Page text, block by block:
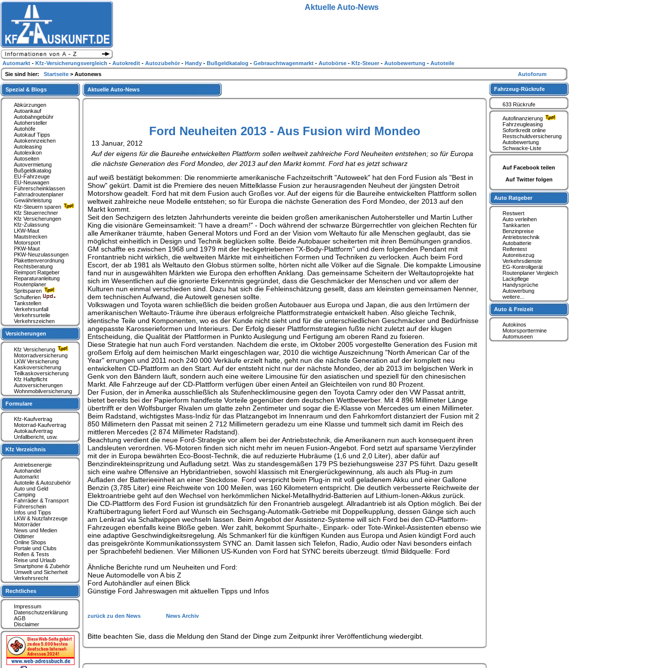
Aktuelle Auto-News
Ford Neuheiten 2013 - Aus Fusion wird Mondeo
13 Januar, 2012
Auf der eigens für die Baureihe entwickelten Plattform sollen weltweit zahlreiche Ford Neuheiten entstehen; so für Europa
die nächste Generation des Ford Mondeo, der 2013 auf den Markt kommt. Ford hat es jetzt schwarz
auf weiß bestätigt bekommen: Die renommierte amerikanische Fachzeitschrift "Autoweek" hat den Ford Fusion als "Best in
Show" gekürt. Damit ist die Premiere des neuen Mittelklasse Fusion zur herausragenden Neuheut der jüngsten Detroit
Motorshow geadelt. Ford hat mit dem Fusion auch Großes vor. Auf der eigens für die Baureihe entwickelten Plattform sollen
weltweit zahlreiche neue Modelle entstehen; so für Europa die nächste Generation des Ford Mondeo, der 2013 auf den
Markt kommt.
Seit den Sechzigern des letzten Jahrhunderts vereinte die beiden großen amerikanischen Autohersteller und Martin Luther
King die visionäre Gemeinsamkeit: "I have a dream!" - Doch während der schwarze Bürgerrechtler von gleichen Rechten für
alle Amerikaner träumte, haben General Motors und Ford an der Vision vom Weltauto für alle Menschen geglaubt, das sie
möglichst einheitlich in Design und Technik beglücken sollte. Beide Autobauer scheiterten mit ihren Bemühungen grandios.
GM schaffte es zwischen 1968 und 1979 mit der heckgetriebenen "X-Body-Plattform" und dem folgenden Pendant mit
Frontantrieb nicht wirklich, die weltweiten Märkte mit einheitlichen Formen und Techniken zu verlocken. Auch beim Ford
Escort, der ab 1981 als Weltauto den Globus stürmen sollte, hörten nicht alle Völker auf die Signale. Die kompakte Limousine
fand nur in ausgewählten Märkten wie Europa den erhofften Anklang. Das gemeinsame Scheitern der Weltautoprojekte hat
sich im Wesentlichen auf die ignorierte Erkenntnis gegründet, dass die Geschmäcker der Menschen und vor allem der
Kulturen nun einmal verschieden sind. Dazu hat sich die Fehleinschätzung gesellt, dass am kleinsten gemeinsamen Nenner,
dem technischen Aufwand, die Autowelt genesen sollte.
Volkswagen und Toyota waren schließlich die beiden großen Autobauer aus Europa und Japan, die aus den Irrtümern der
amerikanischen Weltauto-Träume ihre überaus erfolgreiche Plattformstrategie entwickelt haben. Also gleiche Technik,
identische Teile und Komponenten, wo es der Kunde nicht sieht und für die unterschiedlichen Geschmäcker und Bedürfnisse
angepasste Karosserieformen und Interieurs. Der Erfolg dieser Plattformstrategien fußte nicht zuletzt auf der klugen
Entscheidung, die Qualität der Plattformen in Punkto Auslegung und Fertigung am oberen Rand zu fixieren.
Diese Strategie hat nun auch Ford verstanden. Nachdem die erste, im Oktober 2005 vorgestellte Generation des Fusion mit
großem Erfolg auf dem heimischen Markt eingeschlagen war, 2010 die wichtige Auszeichnung "North American Car of the
Year" errungen und 2011 noch 240 000 Verkäufe erzielt hatte, geht nun die nächste Generation auf der komplett neu
entwickelten CD-Plattform an den Start. Auf der entsteht nicht nur der nächste Mondeo, der ab 2013 im belgischen Werk in
Genk von den Bändern läuft, sondern auch eine weitere Limousine für den asiatischen und speziell für den chinesischen
Markt. Alle Fahrzeuge auf der CD-Plattform verfügen über einen Anteil an Gleichteilen von rund 80 Prozent.
Der Fusion, der in Amerika ausschließlich als Stufenhecklimousine gegen den Toyota Camry oder den VW Passat antritt,
bietet bereits bei der Papierform handfeste Vorteile gegenüber dem deutschen Wettbewerber. Mit 4 896 Millimeter Länge
übertrifft er den Wolfsburger Rivalen um glatte zehn Zentimeter und sogar die E-Klasse von Mercedes um einen Millimeter.
Beim Radstand, wichtigstes Mass-Indiz für das Platzangebot im Innenraum und den Fahrkomfort distanziert der Fusion mit 2
850 Millimetern den Passat mit seinen 2 712 Millimetern geradezu um eine Klasse und tummelt sich damit im Reich des
mittleren Mercedes (2 874 Millimeter Radstand).
Beachtung verdient die neue Ford-Strategie vor allem bei der Antriebstechnik, die Amerikanern nun auch konsequent ihren
Landsleuten verordnen. V6-Motoren finden sich nicht mehr im neuen Fusion-Angebot. Ford setzt auf sparsame Vierzylinder
mit der in Europa bewährten Eco-Boost-Technik, die auf reduzierte Hubräume (1,6 und 2,0 Liter), aber dafür auf
Benzindirekteinspritzung und Aufladung setzt. Was zu standesgemäßen 179 PS beziehungsweise 237 PS führt. Dazu gesellt
sich eine wahre Offensive an Hybridantrieben, sowohl klassisch mit Energierückgewinnung, als auch als Plug-in zum
Aufladen der Batterieeinheit an einer Steckdose. Ford verspricht beim Plug-in mit voll geladenem Akku und einer Gallone
Benzin (3,785 Liter) eine Reichweite von 100 Meilen, was 160 Kilometern entspricht. Die deutlich verbesserte Reichweite der
Elektroantriebe geht auf den Wechsel von herkömmlichen Nickel-Metallhydrid-Batterien auf Lithium-Ionen-Akkus zurück.
Die CD-Plattform des Ford Fusion ist grundsätzlich für den Fronantrieb ausgelegt. Allradantrieb ist als Option möglich. Bei der
Kraftübertragung liefert Ford auf Wunsch ein Sechsgang-Automatik-Getriebe mit Doppelkupplung, dessen Gänge sich auch
am Lenkrad via Schaltwippen wechseln lassen. Beim Angebot der Assistenz-Systeme will sich Ford bei den CD-Plattform-
Fahrzeugen ebenfalls keine Blöße geben. Wer zahlt, bekommt Spurhalte-, Einpark- oder Tote-Winkel-Assistenten ebenso wie
eine adaptive Geschwindigkeitsregelung. Als Schmankerl für die künftigen Kunden aus Europa und Asien kündigt Ford auch
das preisgekrönte Kommunikationssystem SYNC an. Damit lassen sich Telefon, Radio, Audio oder Navi besonders einfach
per Sprachbefehl bedienen. Vier Millionen US-Kunden von Ford hat SYNC bereits überzeugt. tl/mid Bildquelle: Ford
Ähnliche Berichte rund um Neuheiten und Ford:
Neue Automodelle von A bis Z
Ford Autohändler auf einen Blick
Günstige Ford Jahreswagen mit aktuellen Tipps und Infos
zurück zu den News News Archiv
Bitte beachten Sie, dass die Meldung den Stand der Dinge zum Zeitpunkt ihrer Veröffentlichung wiedergibt.
Spezial & Blogs
Abkürzungen
Autoankauf
Autobahngebühr
Autohersteller
Autohöfe
Autokauf Tipps
Autokennzeichen
Autoleasing
Autolexikon
Autoseiten
Autovermietung
Bußgeldkatalog
EU-Fahrzeuge
EU-Neuwagen
Führerscheinklassen
Fahrradroutenplaner
Gewährleistung
Kfz-Steuern sparen
Kfz Steuerrechner
Kfz Versicherungen
Kfz-Zulassung
LKW-Maut
Mautstrecken
Motorsport
PKW-Maut
PKW-Neuzulassungen
Plakettenverordnung
Rechtsberatung
Reimport Ratgeber
Reparaturanleitung
Routenplaner
Spritsparen
Schulferien
Tankstellen
Verkehrsunfall
Verkehrsurteile
Verkehrszeichen
Versicherungen
Kfz Versicherung
Motorradversicherung
LKW Versicherung
Kaskoversicherung
Teilkaskoversicherung
Kfz Haftpflicht
Autoversicherungen
Wohnmobilversicherung
Formulare
Kfz-Kaufvertrag
Motorrad-Kaufvertrag
Autokaufvertrag
Unfallbericht, usw.
Kfz Verzeichnis
Antriebsenergie
Autohandel
Automarkt
Autoteile & Autozubehör
Auto und Geld
Camping
Fahrräder & Transport
Führerschein
Infos und Tipps
LKW & Nutzfahrzeuge
Motorräder
News und Medien
Oldtimer
Online Shops
Portale und Clubs
Reifen & Tests
Reise und Urlaub
Smartphone & Zubehör
Umwelt und Sicherheit
Verkehrsrecht
Rechtliches
Impressum
Datenschutzerklärung
AGB
Disclaimer
Fahrzeug-Rückrufe
633 Rückrufe
Autofinanzierung
Fahrzeugleasing
Sofortkredit online
Restschuldversicherung
Autobewertung
Schwacke-Liste
Auf Facebook teilen
Auf Twitter folgen
Auto Ratgeber
Restwert
Auto verleihen
Tankkarten
Benzinpreise
Antriebstechnik
Autobatterie
Reifentest
Autoreisezug
Verkehrsdienste
EG-Kontrollgerät
Routenplaner Vergleich
Lackpflege
Handysprüche
Autowerbung
weitere...
Auto & Freizeit
Autokinos
Motorsporttermine
Automuseen
Aktuelle Auto-News
Automarkt - Kfz-Versicherungsvergleich - Autokredit - Autozubehör - Handy - Bußgeldkatalog - Gebrauchtwagenmarkt - Autobörse - Kfz-Steuer - Autobewertung - Autoteile
Sie sind hier: Startseite > Autonews Autoforum